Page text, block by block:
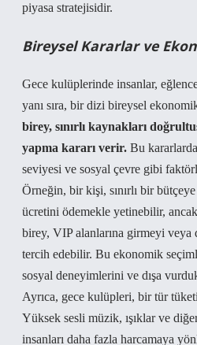
piyasa stratejisidir.
Bireysel Kararlar ve
Gece kulüplerinde insanlar,
yanı sıra, bir dizi bireysel
birey, sınırlı kaynakları
yapma kararı verir. Bu
seviyesi ve sosyal çevre gibi
Örneğin, bir kişi, sınırlı bir
ücretini ödemekle yetinebilir,
birey, VIP alanlarına girmeyi
tercih edebilir. Bu ekonomik
sosyal deneyimlerini ve dışa
Ayrıca, gece kulüpleri, bir tür
Yüksek sesli müzik, ışıklar ve
insanları daha fazla harcamaya